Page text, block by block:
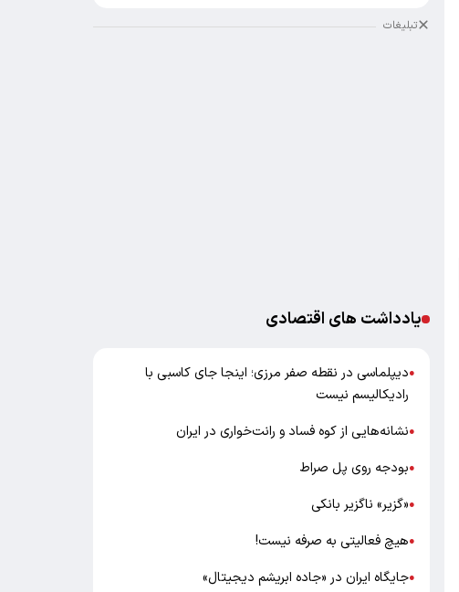
تبلیغات
یادداشت های اقتصادی
●دیپلماسی در نقطه صفر مرزی؛ اینجا جای کاسبی با
رادیکالیسم نیست
●نشانه‌هایی از کوه فساد و رانت‌خواری در ایران
●بودجه روی پل صراط
●«گزیر» ناگزیر بانکی
●هیچ فعالیتی به صرفه نیست!
●جایگاه ایران در «جاده ابریشم دیجیتال»